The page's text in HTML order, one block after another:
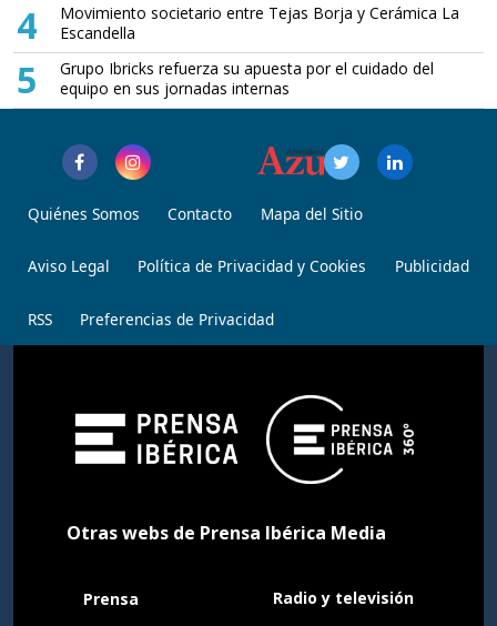
4
Movimiento societario entre Tejas Borja y Cerámica La
Escandella
5
Grupo Ibricks refuerza su apuesta por el cuidado del
equipo en sus jornadas internas
Quiénes Somos Contacto Mapa del Sitio
Aviso Legal Política de Privacidad y Cookies Publicidad
RSS Preferencias de Privacidad
Otras webs de Prensa Ibérica Media
Prensa Radio y televisión